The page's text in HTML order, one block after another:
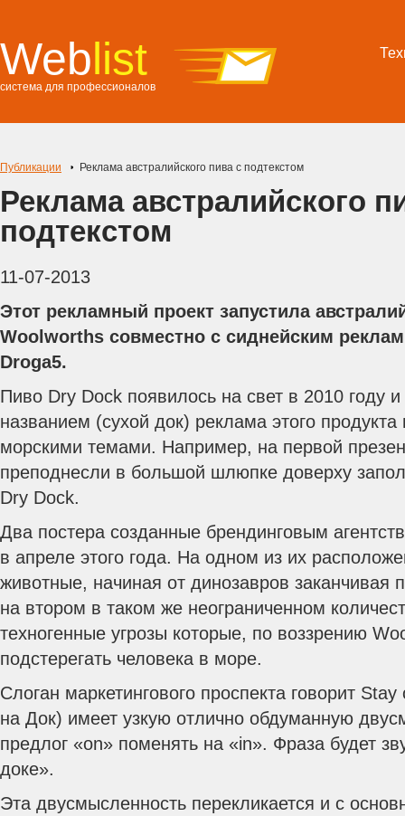
Weblist
система для профессионалов
Публикации Реклама австралийского пива с подтекстом
Реклама австралийского
подтекстом
11-07-2013
Этот рекламный проект запустила
Woolworths совместно с сиднейским
Droga5.
Пиво Dry Dock появилось на свет в 2010 году и
названием (сухой док) реклама этого
морскими темами. Например, на первой
преподнесли в большой шлюпке доверху
Dry Dock.
Два постера созданные брендинговым
в апреле этого года. На одном из их
животные, начиная от динозавров заканчивая
на втором в таком же неограниченном
техногенные угрозы которые, по воззрению
подстерегать человека в море.
Слоган маркетингового проспекта говорит
на Док) имеет узкую отлично обдуманную
предлог «on» поменять на «in». Фраза будет
доке».
Эта двусмысленность перекликается и с